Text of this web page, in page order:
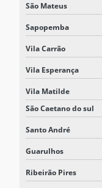
SOLUÇÃO BESS
São Mateus
Sapopemba
Vila Carrão
Vila Esperança
Vila Matilde
São Caetano do sul
Santo André
Guarulhos
Ribeirão Pires